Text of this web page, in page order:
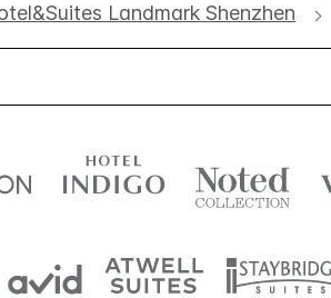
Landmark Shenzhen